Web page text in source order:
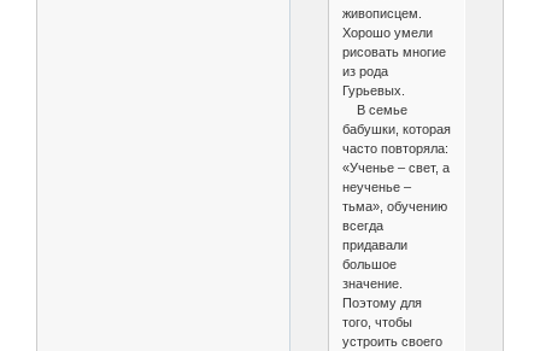
живописцем.
Хорошо умели
рисовать многие
из рода
Гурьевых.
В семье
бабушки, которая
часто повторяла:
«Ученье – свет, а
неученье –
тьма», обучению
всегда
придавали
большое
значение.
Поэтому для
того, чтобы
устроить своего